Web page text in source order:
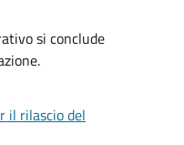
si conclude
il rilascio del